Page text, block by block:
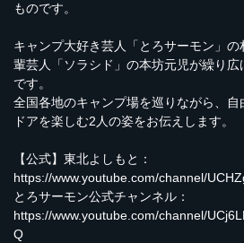
ものです。
キャンプ大好き芸人「とろサーモン」
輩芸人「ソラシド」の本坊元児が繰り広
です。
全国各地のキャンプ場を巡りながら、自
ドアを楽しむ2人の姿をお伝えします。
【公式】東北よしもと：
https://www.youtube.com/channel/
とろサーモン公式チャンネル：
https://www.youtube.com/channel/
Q